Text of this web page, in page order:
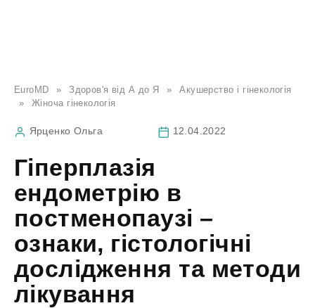
EuroMD » Здоров'я від А до Я »
Акушерство і гінекологія
»
Жіноча гінекологія
Ярценко Ольга 12.04.2022
Гіперплазія
ендометрію в
постменопаузі –
ознаки, гістологічні
дослідження та методи
лікування